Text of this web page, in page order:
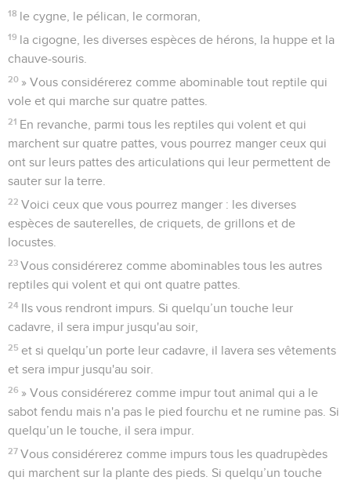
18 le cygne, le pélican, le cormoran,
19 la cigogne, les diverses espèces de hérons, la huppe et la
chauve-souris.
20 » Vous considérerez comme abominable tout reptile qui
vole et qui marche sur quatre pattes.
21 En revanche, parmi tous les reptiles qui volent et qui
marchent sur quatre pattes, vous pourrez manger ceux qui
ont sur leurs pattes des articulations qui leur permettent de
sauter sur la terre.
22 Voici ceux que vous pourrez manger : les diverses
espèces de sauterelles, de criquets, de grillons et de
locustes.
23 Vous considérerez comme abominables tous les autres
reptiles qui volent et qui ont quatre pattes.
24 Ils vous rendront impurs. Si quelqu’un touche leur
cadavre, il sera impur jusqu'au soir,
25 et si quelqu’un porte leur cadavre, il lavera ses vêtements
et sera impur jusqu'au soir.
26 » Vous considérerez comme impur tout animal qui a le
sabot fendu mais n'a pas le pied fourchu et ne rumine pas. Si
quelqu’un le touche, il sera impur.
27 Vous considérerez comme impurs tous les quadrupèdes
qui marchent sur la plante des pieds. Si quelqu’un touche